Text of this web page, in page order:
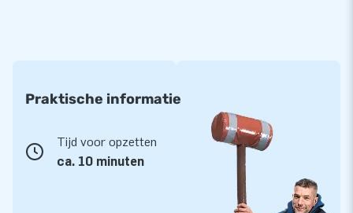
Praktische informatie
Tijd voor opzetten
ca. 10 minuten